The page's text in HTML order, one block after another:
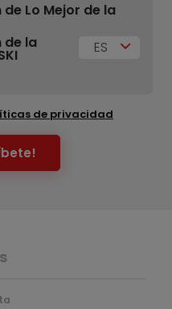
Lo Mejor de la
de la
ES
de privacidad